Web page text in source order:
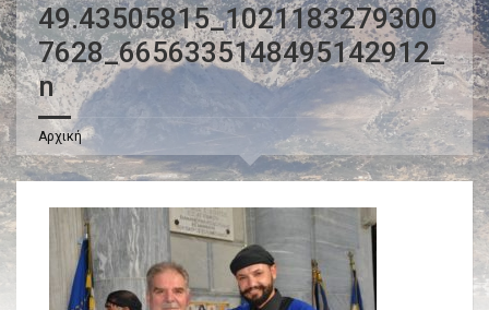
49.43505815_1021183279300
7628_6656335148495142912_
n
Αρχική